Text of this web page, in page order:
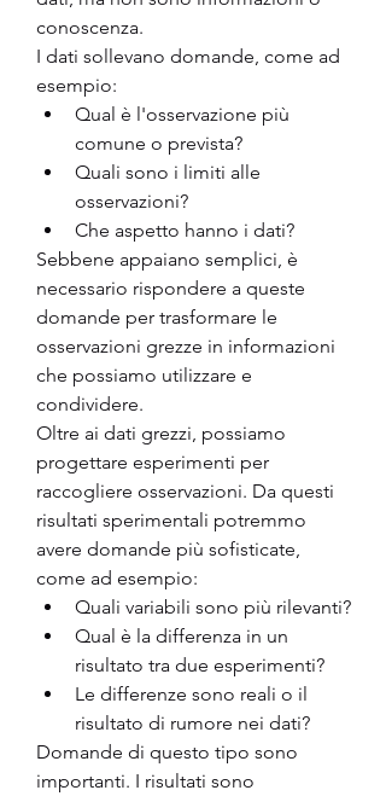
conoscenza.
I dati sollevano domande, come ad
esempio:
Qual è l'osservazione più
comune o prevista?
Quali sono i limiti alle
osservazioni?
Che aspetto hanno i dati?
Sebbene appaiano semplici, è
necessario rispondere a queste
domande per trasformare le
osservazioni grezze in informazioni
che possiamo utilizzare e
condividere.
Oltre ai dati grezzi, possiamo
progettare esperimenti per
raccogliere osservazioni. Da questi
risultati sperimentali potremmo
avere domande più sofisticate,
come ad esempio:
Quali variabili sono più rilevanti?
Qual è la differenza in un
risultato tra due esperimenti?
Le differenze sono reali o il
risultato di rumore nei dati?
Domande di questo tipo sono
importanti. I risultati sono